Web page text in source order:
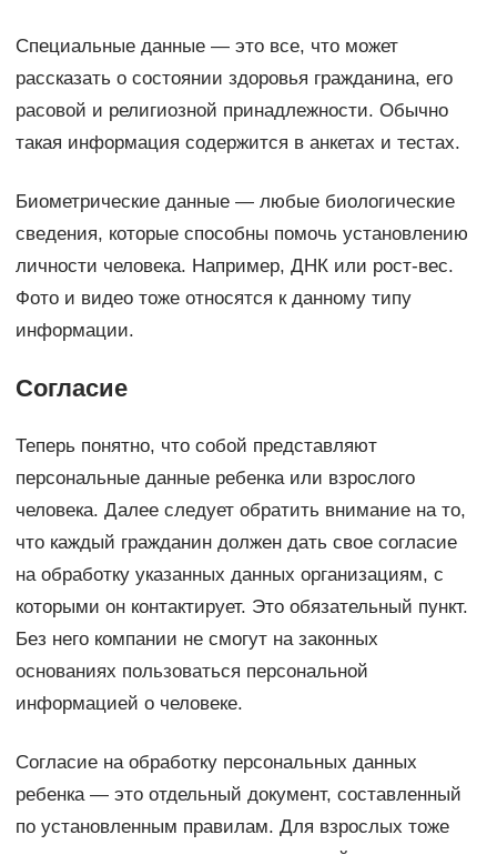
Специальные данные — это все, что может
рассказать о состоянии здоровья гражданина, его
расовой и религиозной принадлежности. Обычно
такая информация содержится в анкетах и тестах.
Биометрические данные — любые биологические
сведения, которые способны помочь установлению
личности человека. Например, ДНК или рост-вес.
Фото и видео тоже относятся к данному типу
информации.
Согласие
Теперь понятно, что собой представляют
персональные данные ребенка или взрослого
человека. Далее следует обратить внимание на то,
что каждый гражданин должен дать свое согласие
на обработку указанных данных организациям, с
которыми он контактирует. Это обязательный пункт.
Без него компании не смогут на законных
основаниях пользоваться персональной
информацией о человеке.
Согласие на обработку персональных данных
ребенка — это отдельный документ, составленный
по установленным правилам. Для взрослых тоже